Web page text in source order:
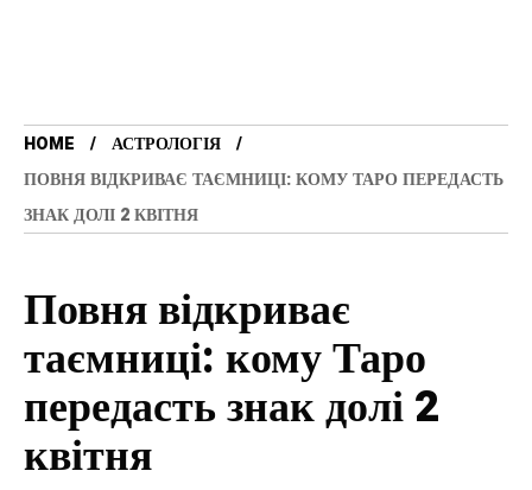
HOME
АСТРОЛОГІЯ
ПОВНЯ ВІДКРИВАЄ ТАЄМНИЦІ: КОМУ ТАРО ПЕРЕДАСТЬ
ЗНАК ДОЛІ 2 КВІТНЯ
Повня відкриває
таємниці: кому Таро
передасть знак долі 2
квітня